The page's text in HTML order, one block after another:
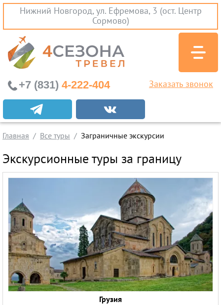
Нижний Новгород, ул. Ефремова, 3 (ост. Центр
Сормово)
Экскурсионные туры
Заграничные экскурсии
Туры на Черное Море
Вылеты из Нижнего Новгорода
Горящие туры
Раннее бронирование
Железнодорожные туры
Круизы
+7 (831) 4-222-404 Заказать звонок
Главная Все туры Заграничные экскурсии
Экскурсионные туры за границу
Грузия